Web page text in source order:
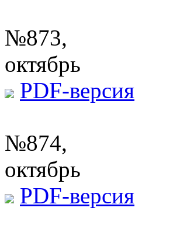
№873,
октябрь
PDF-версия
№874,
октябрь
PDF-версия